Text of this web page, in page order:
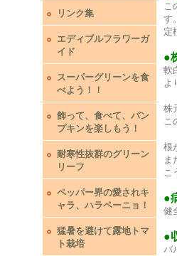
リンク集
エディブルフラワーガ
イド
スーパーグリーンを食
べよう！！
飾って、食べて、パン
プキンを楽しもう！
耐寒性抜群のグリーン
リーフ
ペッパー界の愛されキ
ャラ、ハラペーニョ！
猛暑を避けて露地トマ
ト栽培
こ
す。
定
●
軟
よ
株
こ
根
ま
こ
●
健
●
バ